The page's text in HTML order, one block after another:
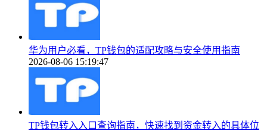
华为用户必看，TP钱包的适配攻略与安全使用指南
2026-08-06 15:19:47
TP钱包转入入口查询指南，快速找到资金转入的具体位